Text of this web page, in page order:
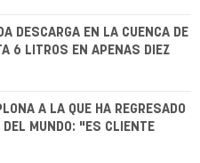
DESCARGA EN LA CUENCA DE
6 LITROS EN APENAS DIEZ
A LA QUE HA REGRESADO
DEL MUNDO: "ES CLIENTE